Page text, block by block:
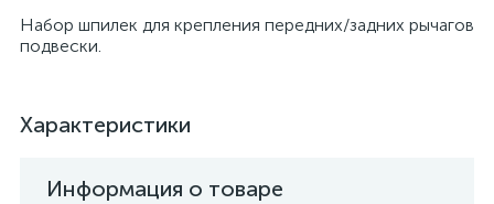
Набор шпилек для крепления передних/задних рычагов
подвески.
Характеристики
Информация о товаре